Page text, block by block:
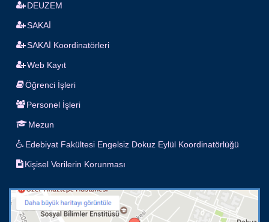
DEUZEM
SAKAİ
SAKAİ Koordinatörleri
Web Kayıt
Öğrenci İşleri
Personel İşleri
Mezun
Edebiyat Fakültesi Engelsiz Dokuz Eylül Koordinatörlüğü
Kişisel Verilerin Korunması